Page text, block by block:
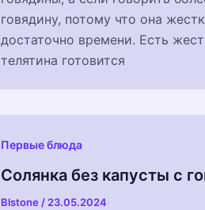
говядину, потому что она
достаточно времени. Есть
телятина готовится
Первые блюда
Солянка без капусты с
Blstone / 23.05.2024